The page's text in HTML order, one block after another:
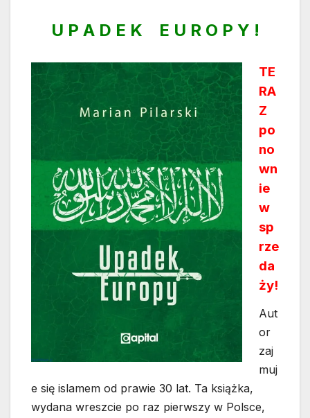
U P A D E K E U R O P Y !
TE
RA
Z
po
no
wn
ie
w
sp
rze
da
ży!
Aut
or
zaj
muj
e się islamem od prawie 30 lat. Ta książka,
wydana wreszcie po raz pierwszy w Polsce,